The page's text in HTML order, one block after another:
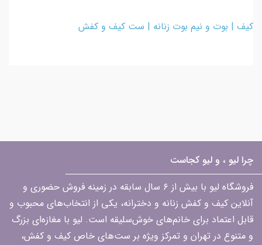
کیف | بوت و نیم بوت زنانه | ست کیف و کفش
چرا لیو ، و لیو کجاست
فروشگاه لیو با بیش از ۶ سال سابقه در زمینه فروش حضوری و
آنلاین کیف و کفش زنانه و دخترانه، یکی از انتخاب‌های محبوب و
قابل اعتماد برای خانم‌های خوش‌سلیقه است. لیو با مغازه‌ای بزرگ
و متنوع در تهران و تمرکز ویژه بر ست‌های خاص کیف و کفش،